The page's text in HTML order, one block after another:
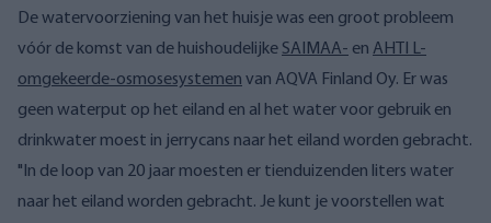
De watervoorziening van het huisje was een groot probleem
vóór de komst van de huishoudelijke SAIMAA- en AHTI L-
omgekeerde-osmosesystemen van AQVA Finland Oy. Er was
geen waterput op het eiland en al het water voor gebruik en
drinkwater moest in jerrycans naar het eiland worden gebracht.
"In de loop van 20 jaar moesten er tienduizenden liters water
naar het eiland worden gebracht. Je kunt je voorstellen wat